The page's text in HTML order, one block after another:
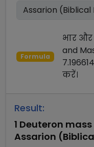
Formula
भार और
and
करें।
Result:
1 Deuteron mass
Assarion